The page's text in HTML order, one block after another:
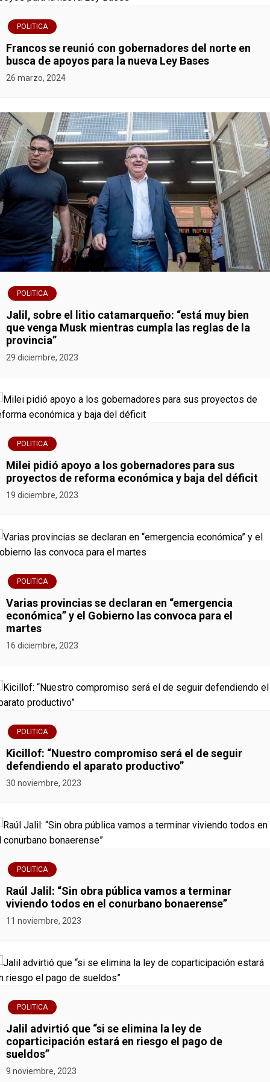
POLITICA
Francos se reunió con gobernadores del norte en
busca de apoyos para la nueva Ley Bases
26 marzo, 2024
POLITICA
Jalil, sobre el litio catamarqueño: “está muy bien
que venga Musk mientras cumpla las reglas de la
provincia”
29 diciembre, 2023
POLITICA
Milei pidió apoyo a los gobernadores para sus
proyectos de reforma económica y baja del déficit
19 diciembre, 2023
POLITICA
Varias provincias se declaran en “emergencia
económica” y el Gobierno las convoca para el
martes
16 diciembre, 2023
POLITICA
Kicillof: “Nuestro compromiso será el de seguir
defendiendo el aparato productivo”
30 noviembre, 2023
POLITICA
Raúl Jalil: “Sin obra pública vamos a terminar
viviendo todos en el conurbano bonaerense”
11 noviembre, 2023
POLITICA
Jalil advirtió que “si se elimina la ley de
coparticipación estará en riesgo el pago de
sueldos”
9 noviembre, 2023